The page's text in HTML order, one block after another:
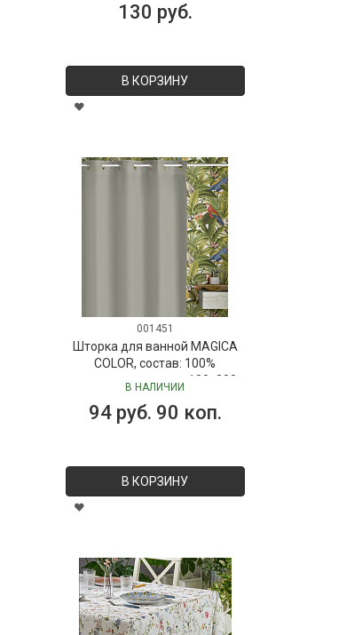
130 руб.
В КОРЗИНУ
001451
Шторка для ванной MAGICA
COLOR, состав: 100%
полиэстер, размер: 180х200
В НАЛИЧИИ
94 руб. 90 коп.
В КОРЗИНУ